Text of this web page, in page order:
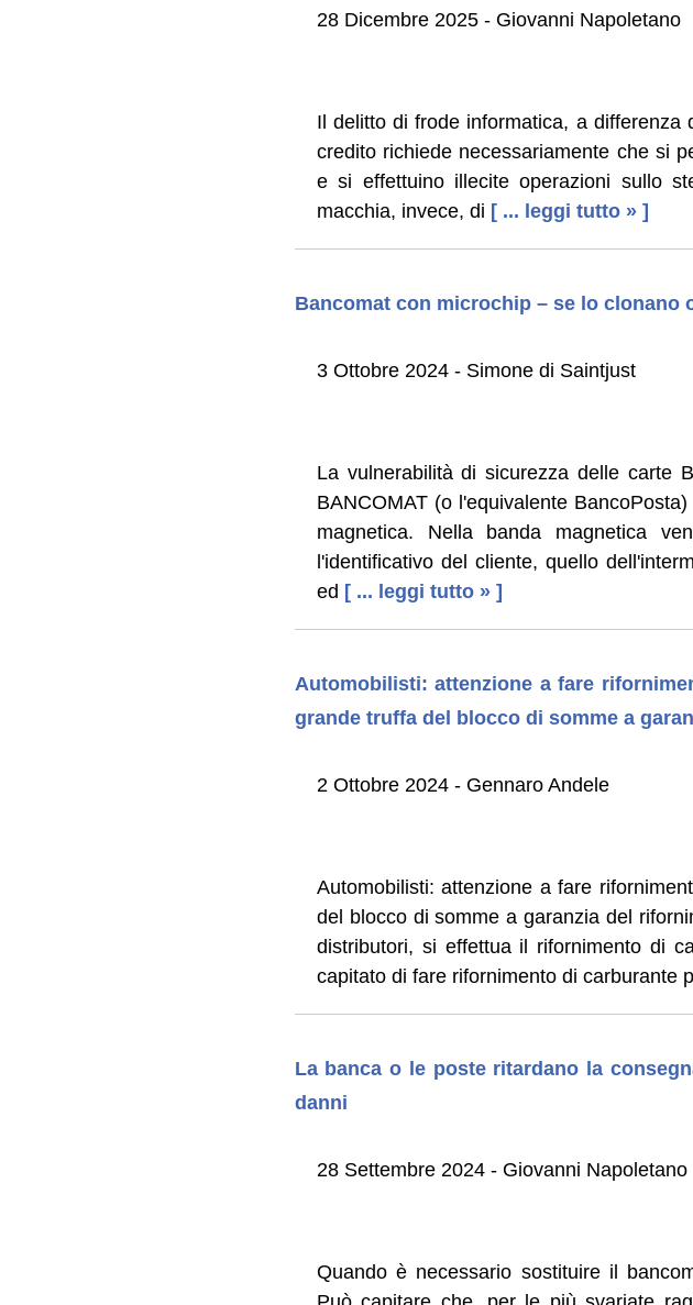
28 Dicembre 2025 - Giovanni Napoletano
Il delitto di frode informatica, a
credito richiede necessariamente che si
e si effettuino illecite operazioni sullo
macchia, invece, di [ ... leggi tutto » ]
Bancomat con microchip – se lo clonano
3 Ottobre 2024 - Simone di Saintjust
La vulnerabilità di sicurezza delle carte
BANCOMAT (o l'equivalente
magnetica. Nella banda magnetica
l'identificativo del cliente, quello
ed [ ... leggi tutto » ]
Automobilisti: attenzione a fare
grande truffa del blocco di somme a
2 Ottobre 2024 - Gennaro Andele
Automobilisti: attenzione a fare
del blocco di somme a garanzia del
distributori, si effettua il rifornimento di
capitato di fare rifornimento di carburante
La banca o le poste ritardano la
danni
28 Settembre 2024 - Giovanni Napoletano
Quando è necessario sostituire il